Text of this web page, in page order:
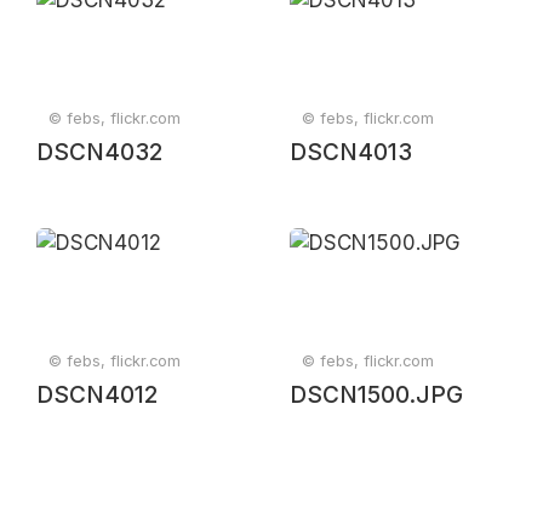
© febs, flickr.com
DSCN4032
© febs, flickr.com
DSCN4013
© febs, flickr.com
DSCN4012
© febs, flickr.com
DSCN1500.JPG